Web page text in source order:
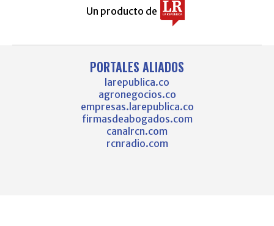
Un producto de
PORTALES ALIADOS
larepublica.co
agronegocios.co
empresas.larepublica.co
firmasdeabogados.com
canalrcn.com
rcnradio.com